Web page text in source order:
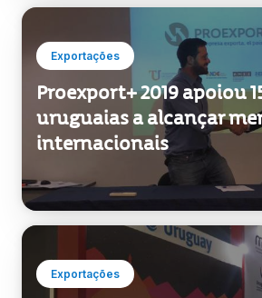
Exportações
Proexport+ 2019 apoiou
uruguaias a alcançar
internacionais
Exportações